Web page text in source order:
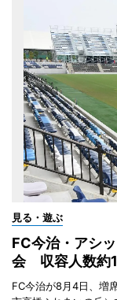
見る・遊ぶ
FC今治・アシ
会 収容人数約
FC今治が8月4日、増